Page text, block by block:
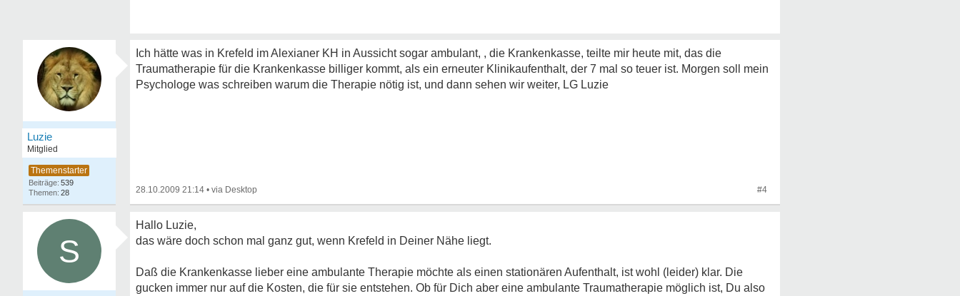
Luzie
Mitglied
539
28
Ich hätte was in Krefeld im Alexianer KH in Aussicht sogar ambulant, , die Krankenkasse, teilte mir heute mit, das die
Traumatherapie für die Krankenkasse billiger kommt, als ein erneuter Klinikaufenthalt, der 7 mal so teuer ist. Morgen soll mein
Psychologe was schreiben warum die Therapie nötig ist, und dann sehen wir weiter, LG Luzie
28.10.2009 21:14 • #4
S
Hallo Luzie,
das wäre doch schon mal ganz gut, wenn Krefeld in Deiner Nähe liegt.
Daß die Krankenkasse lieber eine ambulante Therapie möchte als einen stationären Aufenthalt, ist wohl (leider) klar. Die
gucken immer nur auf die Kosten, die für sie entstehen. Ob für Dich aber eine ambulante Traumatherapie möglich ist, Du also